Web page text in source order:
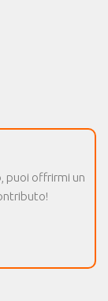
puoi offrirmi un